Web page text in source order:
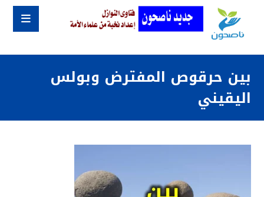
بين حرقوص المفترض وبولس
اليقيني